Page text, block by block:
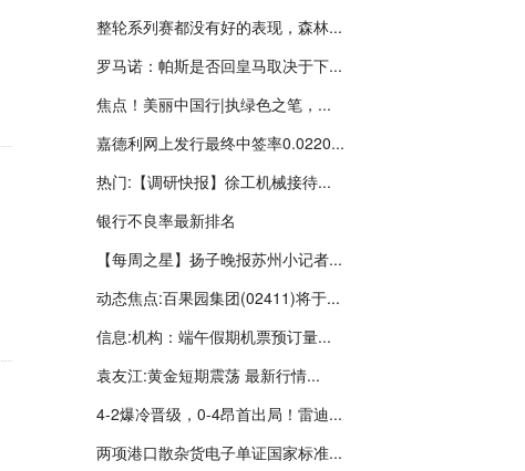
整轮系列赛都没有好的表现，森林...
罗马诺：帕斯是否回皇马取决于下...
焦点！美丽中国行|执绿色之笔，...
嘉德利网上发行最终中签率0.0220...
热门:【调研快报】徐工机械接待...
银行不良率最新排名
【每周之星】扬子晚报苏州小记者...
动态焦点:百果园集团(02411)将于...
信息:机构：端午假期机票预订量...
袁友江:黄金短期震荡 最新行情...
4-2爆冷晋级，0-4昂首出局！雷迪...
两项港口散杂货电子单证国家标准...